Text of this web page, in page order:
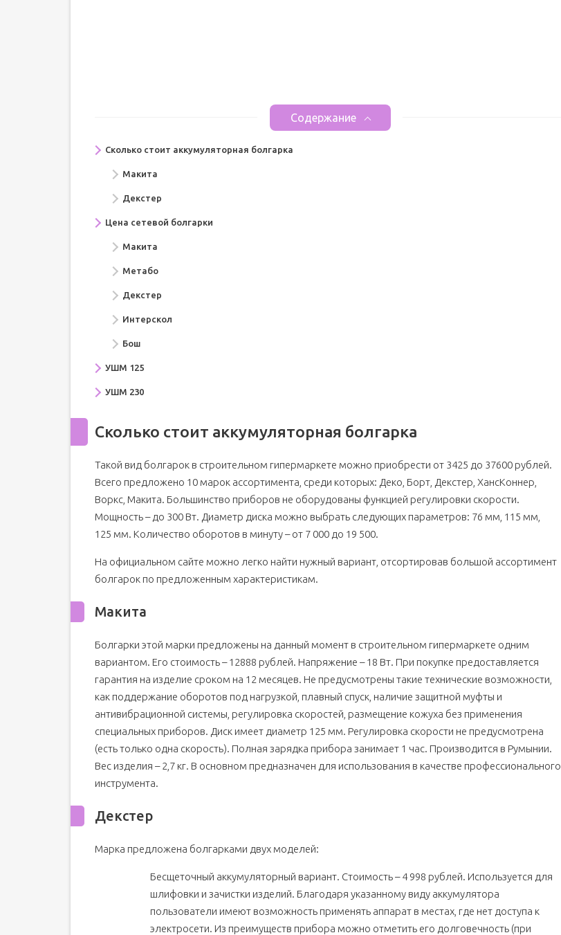
Содержание
Сколько стоит аккумуляторная болгарка
Макита
Декстер
Цена сетевой болгарки
Макита
Метабо
Декстер
Интерскол
Бош
УШМ 125
УШМ 230
Сколько стоит аккумуляторная болгарка
Такой вид болгарок в строительном гипермаркете можно приобрести от 3425 до 37600 рублей.
Всего предложено 10 марок ассортимента, среди которых: Деко, Борт, Декстер, ХансКоннер,
Воркс, Макита. Большинство приборов не оборудованы функцией регулировки скорости.
Мощность – до 300 Вт. Диаметр диска можно выбрать следующих параметров: 76 мм, 115 мм,
125 мм. Количество оборотов в минуту – от 7 000 до 19 500.
На официальном сайте можно легко найти нужный вариант, отсортировав большой ассортимент
болгарок по предложенным характеристикам.
Макита
Болгарки этой марки предложены на данный момент в строительном гипермаркете одним
вариантом. Его стоимость – 12888 рублей. Напряжение – 18 Вт. При покупке предоставляется
гарантия на изделие сроком на 12 месяцев. Не предусмотрены такие технические возможности,
как поддержание оборотов под нагрузкой, плавный спуск, наличие защитной муфты и
антивибрационной системы, регулировка скоростей, размещение кожуха без применения
специальных приборов. Диск имеет диаметр 125 мм. Регулировка скорости не предусмотрена
(есть только одна скорость). Полная зарядка прибора занимает 1 час. Производится в Румынии.
Вес изделия – 2,7 кг. В основном предназначен для использования в качестве профессионального
инструмента.
Декстер
Марка предложена болгарками двух моделей:
Бесщеточный аккумуляторный вариант. Стоимость – 4 998 рублей. Используется для
шлифовки и зачистки изделий. Благодаря указанному виду аккумулятора
пользователи имеют возможность применять аппарат в местах, где нет доступа к
электросети. Из преимуществ прибора можно отметить его долговечность (при